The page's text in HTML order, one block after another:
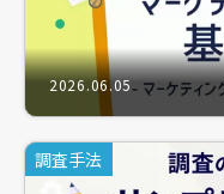
ロトタイプにおけ
市前にこれらの商
のブラッシュはもと
直すなど、製品の精
これらは商品の売り
存商品の改良時は勿
2026.06.05
調査手法